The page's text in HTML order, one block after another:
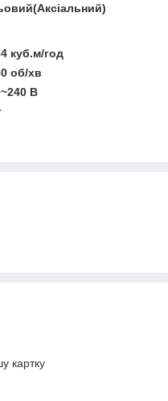
куб.м/год
об/хв
В
картку